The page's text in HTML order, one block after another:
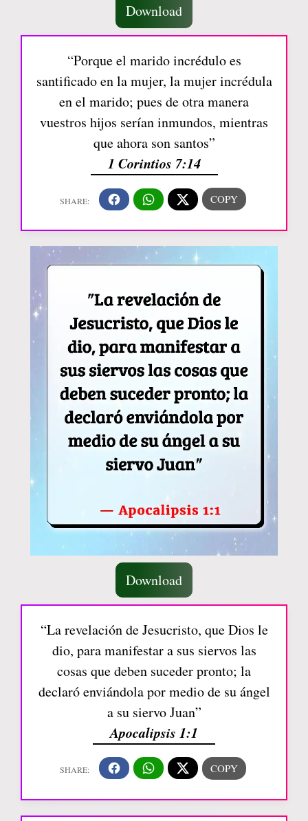
Download
“Porque el marido incrédulo es
santificado en la mujer, la mujer incrédula
en el marido; pues de otra manera
vuestros hijos serían inmundos, mientras
que ahora son santos”
1 Corintios 7:14
Download
“La revelación de Jesucristo, que Dios le
dio, para manifestar a sus siervos las
cosas que deben suceder pronto; la
declaró enviándola por medio de su ángel
a su siervo Juan”
Apocalipsis 1:1